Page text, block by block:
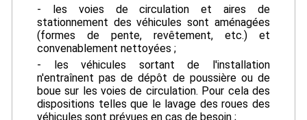
- les voies de circulation et aires de
stationnement des véhicules sont aménagées
(formes de pente, revêtement, etc.) et
convenablement nettoyées ;
- les véhicules sortant de l'installation
n'entraînent pas de dépôt de poussière ou de
boue sur les voies de circulation. Pour cela des
dispositions telles que le lavage des roues des
véhicules sont prévues en cas de besoin ;